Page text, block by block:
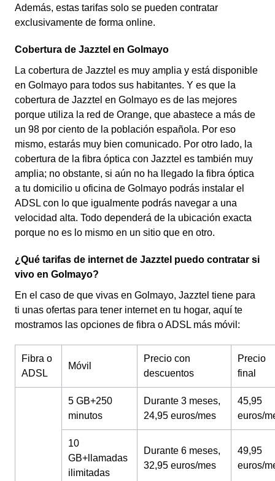
Además, estas tarifas solo se pueden contratar
exclusivamente de forma online.
Cobertura de Jazztel en Golmayo
La cobertura de Jazztel es muy amplia y está disponible
en Golmayo para todos sus habitantes. Y es que la
cobertura de Jazztel en Golmayo es de las mejores
porque utiliza la red de Orange, que abastece a más de
un 98 por ciento de la población española. Por eso
mismo, estarás muy bien comunicado. Por otro lado, la
cobertura de la fibra óptica con Jazztel es también muy
amplia; no obstante, si aún no ha llegado la fibra óptica
a tu domicilio u oficina de Golmayo podrás instalar el
ADSL con lo que igualmente podrás navegar a una
velocidad alta. Todo dependerá de la ubicación exacta
porque no es lo mismo en un sitio que en otro.
¿Qué tarifas de internet de Jazztel puedo contratar si
vivo en Golmayo?
En el caso de que vivas en Golmayo, Jazztel tiene para
ti unas ofertas para tener internet en tu hogar, aquí te
mostramos las opciones de fibra o ADSL más móvil:
Fibra o
ADSL
Móvil
Precio con
descuentos
Precio
final
5 GB+250
minutos
Durante 3 meses,
24,95 euros/mes
45,95
euros/
10
GB+llamadas
ilimitadas
Durante 6 meses,
32,95 euros/mes
49,95
euros/